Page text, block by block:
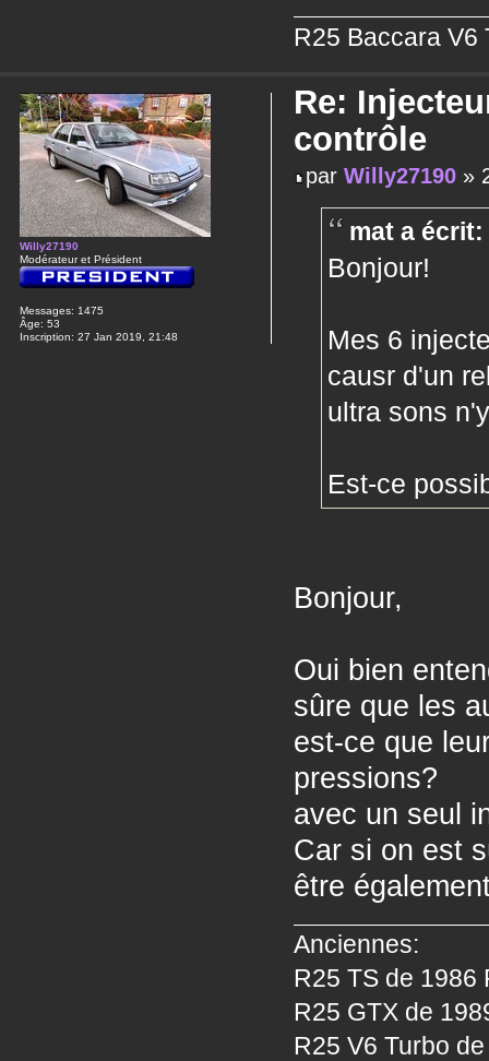
R25 Baccara V6
Re:
contrôle
parWilly27190 »
mat a écrit:
Bonjour!
Mes 6
causr d'un
ultra sons
Est-ce
Bonjour,
Oui bien
sûre que les
est-ce que
pressions?
avec un seul
Car si on est
être
Anciennes:
R25 TS de 1986
R25 GTX de
R25 V6 Turbo
Willy27190
Modérateur et Président
Messages: 1475
Âge: 53
Inscription: 27 Jan 2019, 21:48